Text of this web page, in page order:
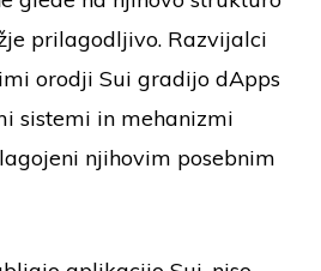
prilagodljivo. Razvijalci
orodji Sui gradijo dApps
sistemi in mehanizmi
njihovim posebnim